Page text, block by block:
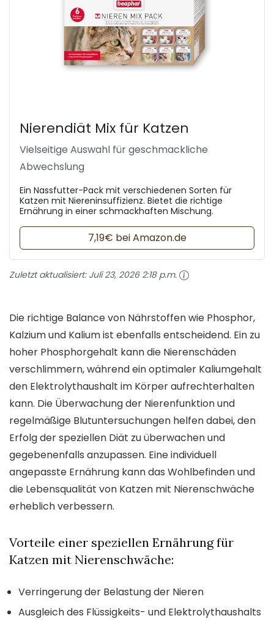
Nierendiät Mix für Katzen
Vielseitige Auswahl für geschmackliche
Abwechslung
Ein Nassfutter-Pack mit verschiedenen Sorten für
Katzen mit Niereninsuffizienz. Bietet die richtige
Ernährung in einer schmackhaften Mischung.
7,19€ bei Amazon.de
Zuletzt aktualisiert: Juli 23, 2026 2:18 p.m.
Die richtige Balance von Nährstoffen wie Phosphor,
Kalzium und Kalium ist ebenfalls entscheidend. Ein zu
hoher Phosphorgehalt kann die Nierenschäden
verschlimmern, während ein optimaler Kaliumgehalt
den Elektrolythaushalt im Körper aufrechterhalten
kann. Die Überwachung der Nierenfunktion und
regelmäßige Blutuntersuchungen helfen dabei, den
Erfolg der speziellen Diät zu überwachen und
gegebenenfalls anzupassen. Eine individuell
angepasste Ernährung kann das Wohlbefinden und
die Lebensqualität von Katzen mit Nierenschwäche
erheblich verbessern.
Vorteile einer speziellen Ernährung für
Katzen mit Nierenschwäche:
Verringerung der Belastung der Nieren
Ausgleich des Flüssigkeits- und Elektrolythaushalts